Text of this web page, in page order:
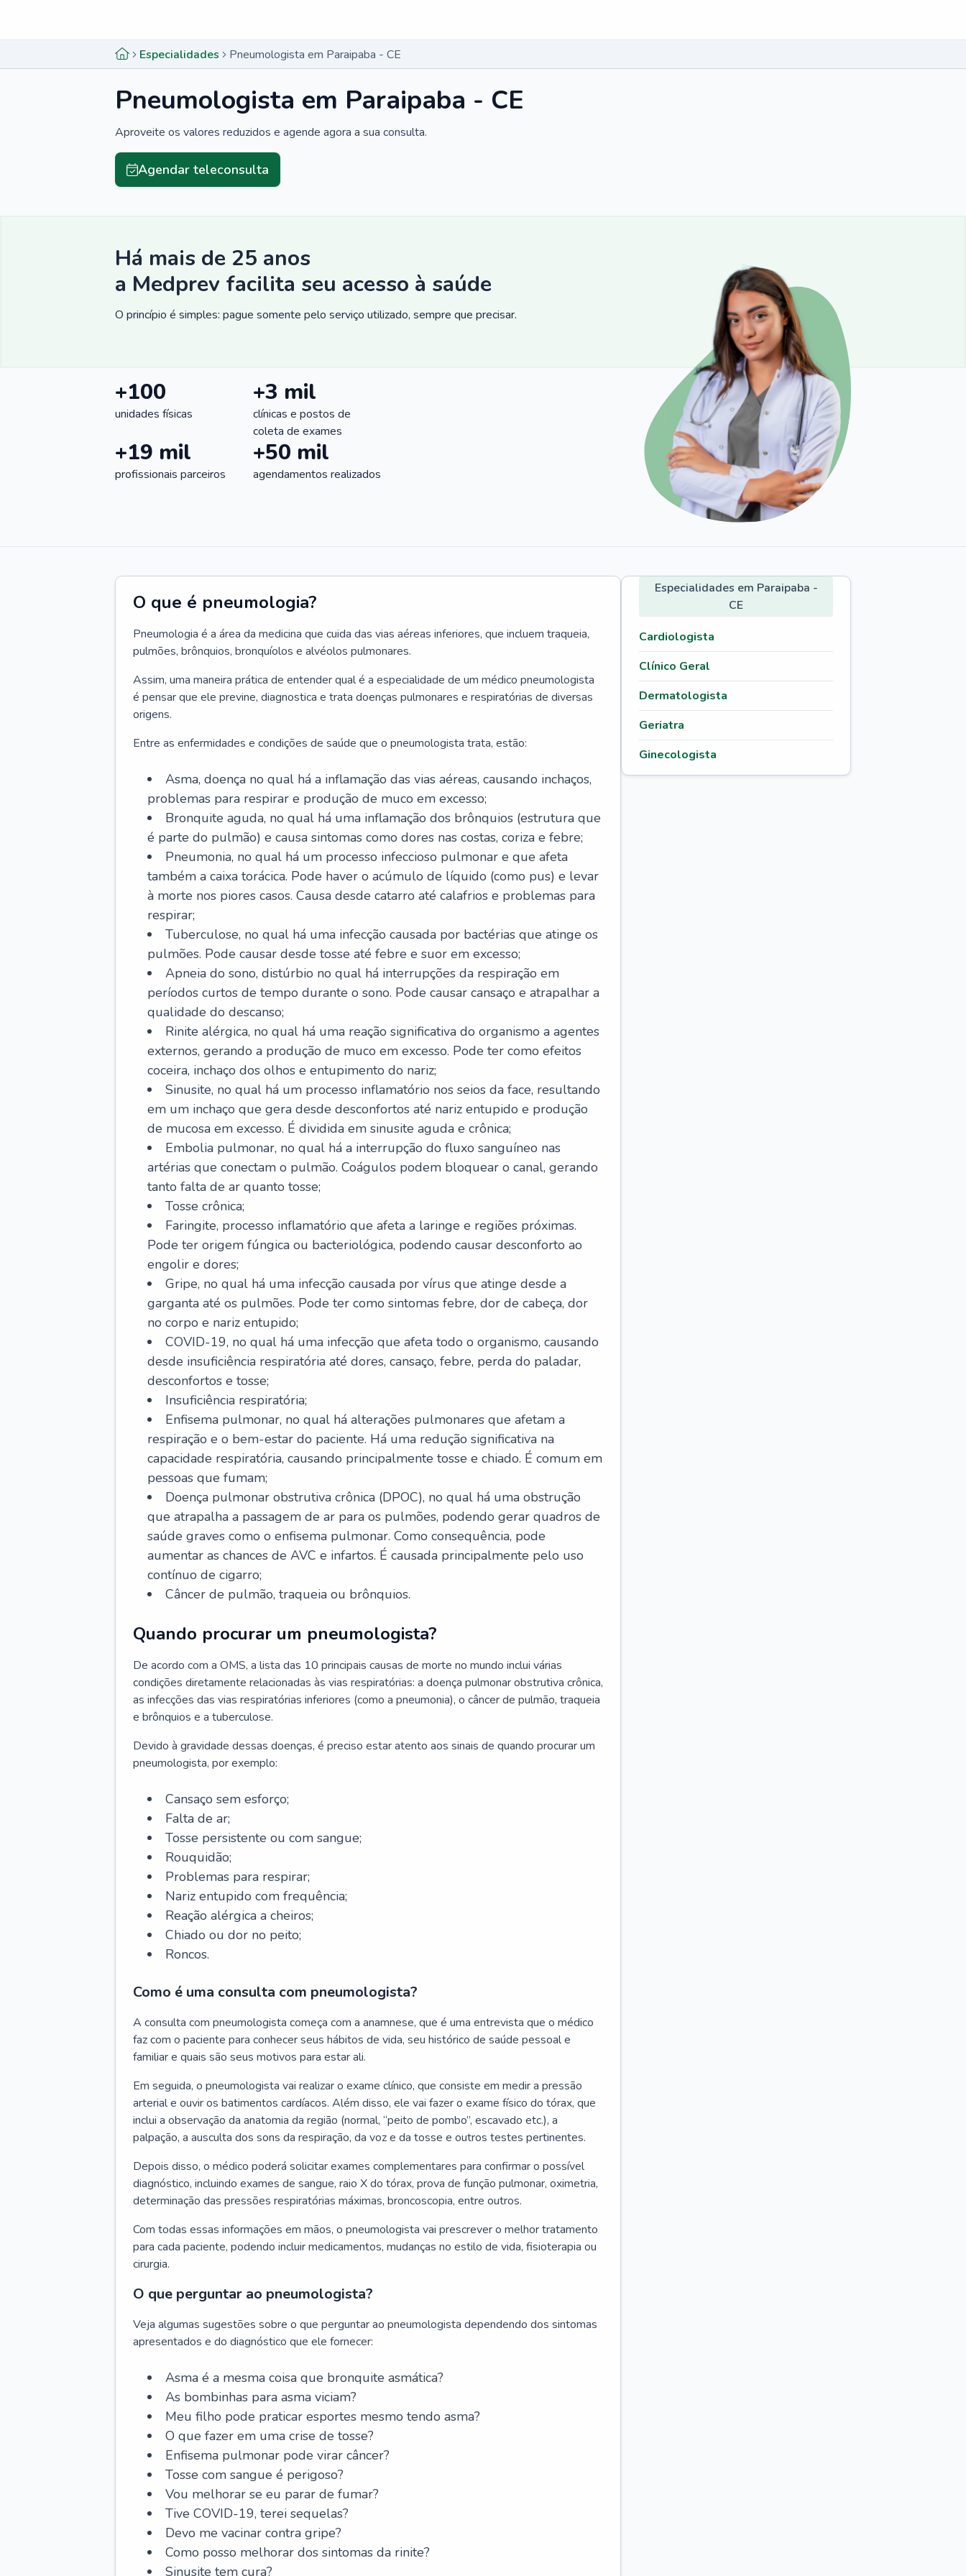
Especialidades Pneumologista em Paraipaba - CE
Pneumologista em Paraipaba - CE
Aproveite os valores reduzidos e agende agora a sua consulta.
Agendar teleconsulta
Há mais de 25 anos
a Medprev facilita seu acesso à saúde
O princípio é simples: pague somente pelo serviço utilizado, sempre que precisar.
+100
unidades físicas
+3 mil
clínicas e postos de
coleta de exames
+19 mil
profissionais parceiros
+50 mil
agendamentos realizados
O que é pneumologia?
Pneumologia é a área da medicina que cuida das vias aéreas inferiores, que incluem traqueia,
pulmões, brônquios, bronquíolos e alvéolos pulmonares.
Assim, uma maneira prática de entender qual é a especialidade de um médico pneumologista
é pensar que ele previne, diagnostica e trata doenças pulmonares e respiratórias de diversas
origens.
Entre as enfermidades e condições de saúde que o pneumologista trata, estão:
Asma, doença no qual há a inflamação das vias aéreas, causando inchaços,
problemas para respirar e produção de muco em excesso;
Bronquite aguda, no qual há uma inflamação dos brônquios (estrutura que
é parte do pulmão) e causa sintomas como dores nas costas, coriza e febre;
Pneumonia, no qual há um processo infeccioso pulmonar e que afeta
também a caixa torácica. Pode haver o acúmulo de líquido (como pus) e levar
à morte nos piores casos. Causa desde catarro até calafrios e problemas para
respirar;
Tuberculose, no qual há uma infecção causada por bactérias que atinge os
pulmões. Pode causar desde tosse até febre e suor em excesso;
Apneia do sono, distúrbio no qual há interrupções da respiração em
períodos curtos de tempo durante o sono. Pode causar cansaço e atrapalhar a
qualidade do descanso;
Rinite alérgica, no qual há uma reação significativa do organismo a agentes
externos, gerando a produção de muco em excesso. Pode ter como efeitos
coceira, inchaço dos olhos e entupimento do nariz;
Sinusite, no qual há um processo inflamatório nos seios da face, resultando
em um inchaço que gera desde desconfortos até nariz entupido e produção
de mucosa em excesso. É dividida em sinusite aguda e crônica;
Embolia pulmonar, no qual há a interrupção do fluxo sanguíneo nas
artérias que conectam o pulmão. Coágulos podem bloquear o canal, gerando
tanto falta de ar quanto tosse;
Tosse crônica;
Faringite, processo inflamatório que afeta a laringe e regiões próximas.
Pode ter origem fúngica ou bacteriológica, podendo causar desconforto ao
engolir e dores;
Gripe, no qual há uma infecção causada por vírus que atinge desde a
garganta até os pulmões. Pode ter como sintomas febre, dor de cabeça, dor
no corpo e nariz entupido;
COVID-19, no qual há uma infecção que afeta todo o organismo, causando
desde insuficiência respiratória até dores, cansaço, febre, perda do paladar,
desconfortos e tosse;
Insuficiência respiratória;
Enfisema pulmonar, no qual há alterações pulmonares que afetam a
respiração e o bem-estar do paciente. Há uma redução significativa na
capacidade respiratória, causando principalmente tosse e chiado. É comum em
pessoas que fumam;
Doença pulmonar obstrutiva crônica (DPOC), no qual há uma obstrução
que atrapalha a passagem de ar para os pulmões, podendo gerar quadros de
saúde graves como o enfisema pulmonar. Como consequência, pode
aumentar as chances de AVC e infartos. É causada principalmente pelo uso
contínuo de cigarro;
Câncer de pulmão, traqueia ou brônquios.
Quando procurar um pneumologista?
De acordo com a OMS, a lista das 10 principais causas de morte no mundo inclui várias
condições diretamente relacionadas às vias respiratórias: a doença pulmonar obstrutiva crônica,
as infecções das vias respiratórias inferiores (como a pneumonia), o câncer de pulmão, traqueia
e brônquios e a tuberculose.
Devido à gravidade dessas doenças, é preciso estar atento aos sinais de quando procurar um
pneumologista, por exemplo:
Cansaço sem esforço;
Falta de ar;
Tosse persistente ou com sangue;
Rouquidão;
Problemas para respirar;
Nariz entupido com frequência;
Reação alérgica a cheiros;
Chiado ou dor no peito;
Roncos.
Como é uma consulta com pneumologista?
A consulta com pneumologista começa com a anamnese, que é uma entrevista que o médico
faz com o paciente para conhecer seus hábitos de vida, seu histórico de saúde pessoal e
familiar e quais são seus motivos para estar ali.
Em seguida, o pneumologista vai realizar o exame clínico, que consiste em medir a pressão
arterial e ouvir os batimentos cardíacos. Além disso, ele vai fazer o exame físico do tórax, que
inclui a observação da anatomia da região (normal, “peito de pombo”, escavado etc.), a
palpação, a ausculta dos sons da respiração, da voz e da tosse e outros testes pertinentes.
Depois disso, o médico poderá solicitar exames complementares para confirmar o possível
diagnóstico, incluindo exames de sangue, raio X do tórax, prova de função pulmonar, oximetria,
determinação das pressões respiratórias máximas, broncoscopia, entre outros.
Com todas essas informações em mãos, o pneumologista vai prescrever o melhor tratamento
para cada paciente, podendo incluir medicamentos, mudanças no estilo de vida, fisioterapia ou
cirurgia.
O que perguntar ao pneumologista?
Veja algumas sugestões sobre o que perguntar ao pneumologista dependendo dos sintomas
apresentados e do diagnóstico que ele fornecer:
Asma é a mesma coisa que bronquite asmática?
As bombinhas para asma viciam?
Meu filho pode praticar esportes mesmo tendo asma?
O que fazer em uma crise de tosse?
Enfisema pulmonar pode virar câncer?
Tosse com sangue é perigoso?
Vou melhorar se eu parar de fumar?
Tive COVID-19, terei sequelas?
Devo me vacinar contra gripe?
Como posso melhorar dos sintomas da rinite?
Sinusite tem cura?
Especialidades em Paraipaba -
CE
Cardiologista
Clínico Geral
Dermatologista
Geriatra
Ginecologista